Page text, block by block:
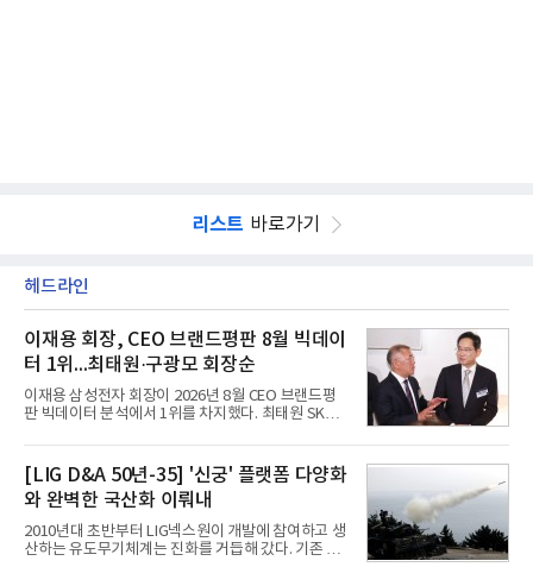
리스트 바로가기
헤드라인
이재용 회장, CEO 브랜드평판 8월 빅데이
터 1위...최태원·구광모 회장순
이재용 삼성전자 회장이 2026년 8월 CEO 브랜드평
판 빅데이터 분석에서 1위를 차지했다. 최태원 SK그
국기업평판연구소(소장 구창환)는 빅데이터뉴스와
함께 60명의 CEO 브랜드를 대상으로 2026년 7월 6
일부터 8월 6일까지 수집된 소비자 빅데이터
7,395,735건을 분석한 결과, 삼성 이재용 회장이 브
랜드평판지수 1,984,715를 기록하며 8월 1위에 올랐
다고 밝혔다. 분석에 활용된 빅데이터는 지난 7월
(14,233,797건) 대비 48.04% 감소한 수치다.8월
[LIG D&A 50년-35] '신궁' 플랫폼 다양화
와 완벽한 국산화 이뤄내
2010년대 초반부터 LIG넥스원이 개발에 참여하고 생
산하는 유도무기체계는 진화를 거듭해 갔다. 기존 무